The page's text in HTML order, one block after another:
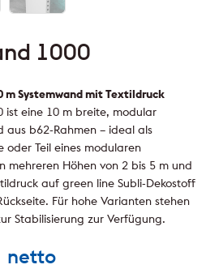
1000
netto
m Systemwand mit Textildruck
ist eine 10 m breite, modular
b62-Rahmen – ideal als
oder Teil eines modularen
mehreren Höhen von 2 bis 5 m und
auf green line Subli-Dekostoff
Für hohe Varianten stehen
Stabilisierung zur Verfügung.